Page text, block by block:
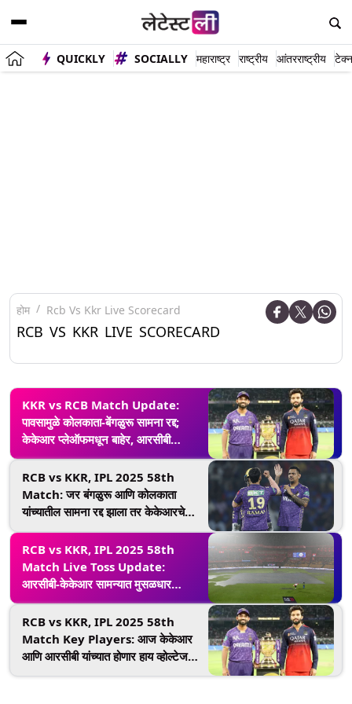
QUICKLY SOCIALLY महाराष्ट्र राष्ट्रीय आंतरराष्ट्रीय
होम Rcb Vs Kkr Live Scorecard
RCB VS KKR LIVE SCORECARD
KKR vs RCB Match Update:
पावसामुळे कोलकाता-बेंगळुरू सामना रद्द;
केकेआर प्लेऑफमधून बाहेर, आरसीबी
टेबलमध्ये टॉपवर
RCB vs KKR, IPL 2025 58th
Match: जर बंगळुरू आणि कोलकाता
यांच्यातील सामना रद्द झाला तर केकेआरचे
काय होणार? प्लेऑफसाठी हे आहे समीकरण
RCB vs KKR, IPL 2025 58th
Match Live Toss Update:
आरसीबी-केकेआर सामन्यात मुसळधार
पाऊसाला सुरुवात, नाणेफेकीला उशीर
RCB vs KKR, IPL 2025 58th
Match Key Players: आज केकेआर
आणि आरसीबी यांच्यात होणार हाय व्होल्टेज